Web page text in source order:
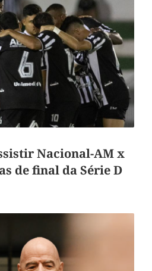
Nacional-AM x
de final da Série D